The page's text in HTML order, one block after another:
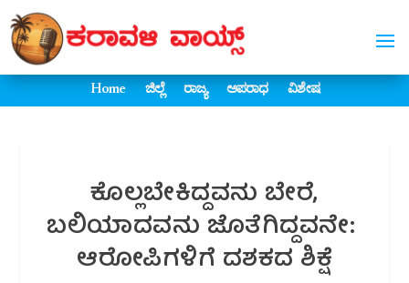
Home ಜಿಲ್ಲೆ ರಾಜ್ಯ ಅಪರಾಧ ವಿಶೇಷ
ಕೊಲ್ಲಬೇಕಿದ್ದವನು ಬೇರೆ,
ಬಲಿಯಾದವನು ಜೊತೆಗಿದ್ದವನೇ:
ಆರೋಪಿಗಳಿಗೆ ದಶಕದ ಶಿಕ್ಷೆ